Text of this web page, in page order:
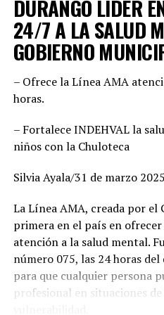
perfiles para enfrentar el
municipio negociado ni
equipo basado en el mérito,
posición fue revisada con
seguros de que vamos con
convicción de ofrecer
por mujeres y hombres de
comprometidos con su
Por su parte, Mario Salazar
jurídico que permitió
Instituto Electoral para
registro de las candidaturas
para arrancar. Tenemos
honestos y profesionales que
DURANGO LÍDER
24/7 A LA SALUD
GOBIERNO
– Ofrece la Línea AMA
horas.
– Fortalece INDEHVAL la
niños con la Chuloteca
Silvia Ayala/31 de marzo 2025
La Línea AMA, creada por el
primera en el país en
atención a la salud mental.
número 075, las 24 horas
para que cualquier persona
profesional en situaciones